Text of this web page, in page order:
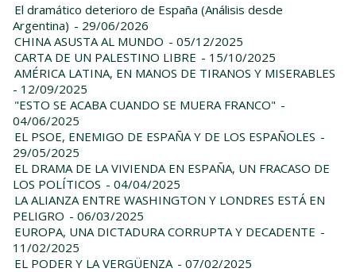
El dramático deterioro de España (Análisis desde
Argentina) - 29/06/2026
CHINA ASUSTA AL MUNDO - 05/12/2025
CARTA DE UN PALESTINO LIBRE - 15/10/2025
AMÉRICA LATINA, EN MANOS DE TIRANOS Y MISERABLES
- 12/09/2025
"ESTO SE ACABA CUANDO SE MUERA FRANCO" -
04/06/2025
EL PSOE, ENEMIGO DE ESPAÑA Y DE LOS ESPAÑOLES -
29/05/2025
EL DRAMA DE LA VIVIENDA EN ESPAÑA, UN FRACASO DE
LOS POLÍTICOS - 04/04/2025
LA ALIANZA ENTRE WASHINGTON Y LONDRES ESTÁ EN
PELIGRO - 06/03/2025
EUROPA, UNA DICTADURA CORRUPTA Y DECADENTE -
11/02/2025
EL PODER Y LA VERGÜENZA - 07/02/2025